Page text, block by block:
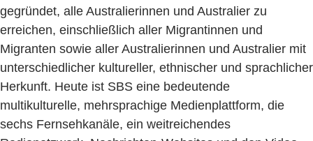
gegründet, alle Australierinnen und Australier zu
erreichen, einschließlich aller Migrantinnen und
Migranten sowie aller Australierinnen und Australier mit
unterschiedlicher kultureller, ethnischer und sprachlicher
Herkunft. Heute ist SBS eine bedeutende
multikulturelle, mehrsprachige Medienplattform, die
sechs Fernsehkanäle, ein weitreichendes